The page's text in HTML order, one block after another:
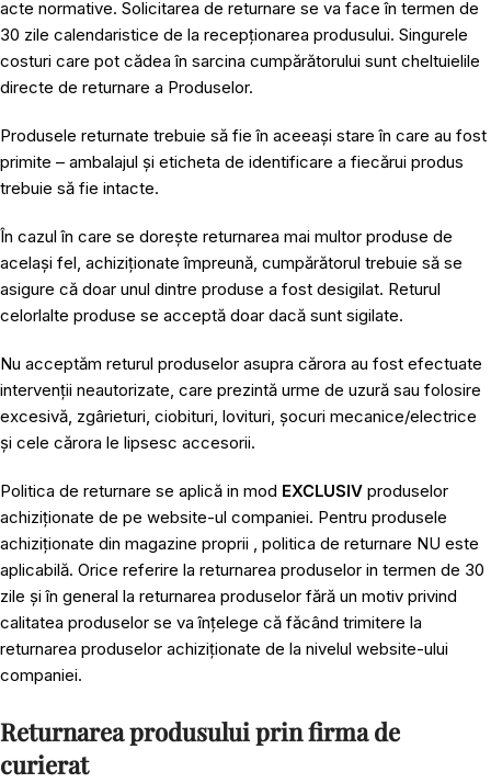
acte normative. Solicitarea de returnare se va face în termen de
30 zile calendaristice de la recepționarea produsului. Singurele
costuri care pot cădea în sarcina cumpărătorului sunt cheltuielile
directe de returnare a Produselor.
Produsele returnate trebuie să fie în aceeași stare în care au fost
primite – ambalajul și eticheta de identificare a fiecărui produs
trebuie să fie intacte.
În cazul în care se dorește returnarea mai multor produse de
același fel, achiziționate împreună, cumpărătorul trebuie să se
asigure că doar unul dintre produse a fost desigilat. Returul
celorlalte produse se acceptă doar dacă sunt sigilate.
Nu acceptăm returul produselor asupra cărora au fost efectuate
intervenții neautorizate, care prezintă urme de uzură sau folosire
excesivă, zgârieturi, ciobituri, lovituri, șocuri mecanice/electrice
și cele cărora le lipsesc accesorii.
Politica de returnare se aplică in mod EXCLUSIV produselor
achiziționate de pe website-ul companiei. Pentru produsele
achiziționate din magazine proprii , politica de returnare NU este
aplicabilă. Orice referire la returnarea produselor in termen de 30
zile și în general la returnarea produselor fără un motiv privind
calitatea produselor se va înțelege că făcând trimitere la
returnarea produselor achiziționate de la nivelul website-ului
companiei.
Returnarea produsului prin firma de
curierat